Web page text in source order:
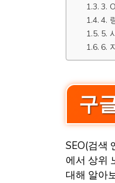
3.
4.
5.
6.
구
SEO(검색
에서 상위
대해 알아